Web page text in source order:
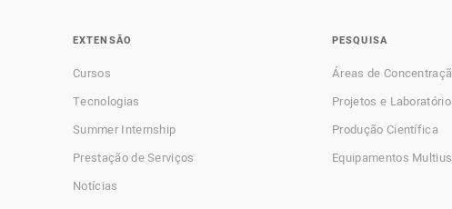
EXTENSÃO
Cursos
Tecnologias
Summer Internship
Prestação de Serviços
Notícias
PESQUISA
Áreas de
Projetos e
Produção Científica
Equipamentos